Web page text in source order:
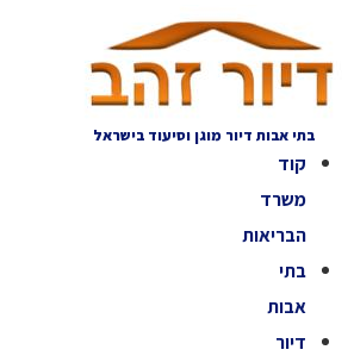
בתי אבות דיור מוגן וסיעוד בישראל
קוד
משרד
הבריאות
בתי
אבות
דיור